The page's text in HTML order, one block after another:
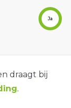
Ja
draagt bij
.